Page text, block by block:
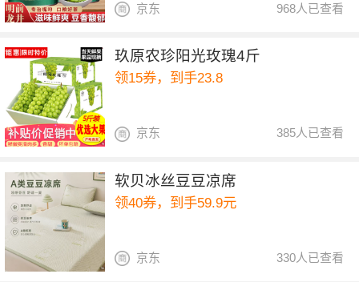
968人已查看
京东
玖原农珍阳光玫瑰4斤
领15券，到手23.8
385人已查看
京东
软贝冰丝豆豆凉席
领40券，到手59.9元
330人已查看
京东